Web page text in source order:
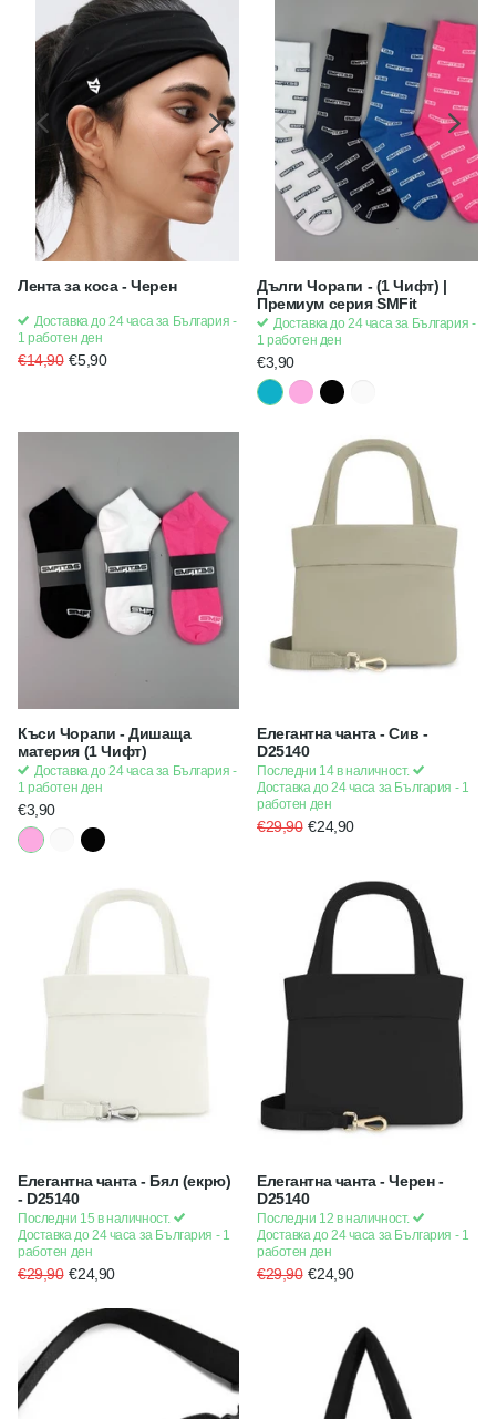
Лента за коса - Черен
Доставка до 24 часа за България -
1 работен ден
€14,90 €5,90
Дълги Чорапи - (1 Чифт) |
Премиум серия SMFit
Доставка до 24 часа за България -
1 работен ден
€3,90
Къси Чорапи - Дишаща
материя (1 Чифт)
Доставка до 24 часа за България -
1 работен ден
€3,90
Елегантна чанта - Сив -
D25140
Последни 14 в наличност.
Доставка до 24 часа за България - 1
работен ден
€29,90 €24,90
Елегантна чанта - Бял (екрю)
- D25140
Последни 15 в наличност.
Доставка до 24 часа за България - 1
работен ден
€29,90 €24,90
Елегантна чанта - Черен -
D25140
Последни 12 в наличност.
Доставка до 24 часа за България - 1
работен ден
€29,90 €24,90